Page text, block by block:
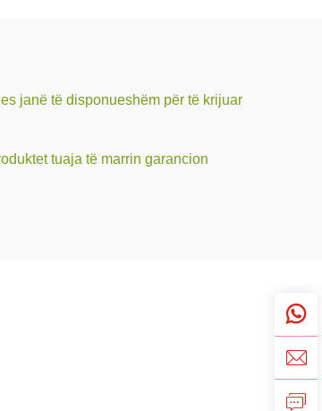
janë të disponueshëm për të krijuar
tuaja të marrin garancion